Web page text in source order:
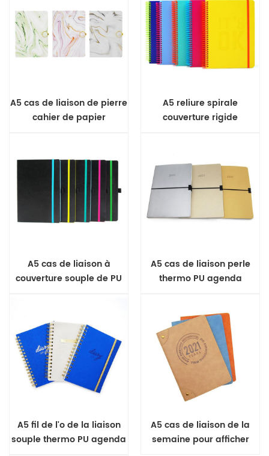
A5 cas de liaison de pierre
cahier de papier
A5 reliure spirale
couverture rigide
A5 cas de liaison à
couverture souple de PU
A5 cas de liaison perle
thermo PU agenda
A5 fil de l'o de la liaison
souple thermo PU agenda
A5 cas de liaison de la
semaine pour afficher